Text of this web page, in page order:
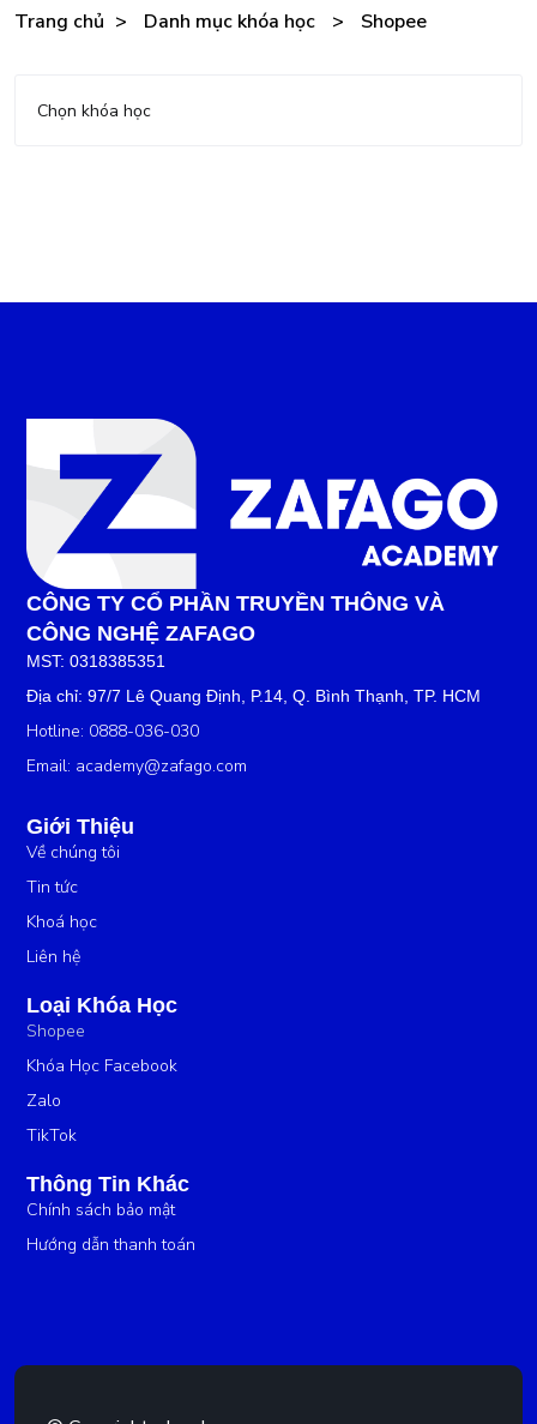
Trang chủ > Danh mục khóa học > Shopee
CÔNG TY CỔ PHẦN TRUYỀN THÔNG VÀ
CÔNG NGHỆ ZAFAGO
MST: 0318385351
Địa chỉ: 97/7 Lê Quang Định, P.14, Q. Bình Thạnh, TP. HCM
Hotline: 0888-036-030
Email: academy@zafago.com
Giới Thiệu
Về chúng tôi
Tin tức
Khoá học
Liên hệ
Loại Khóa Học
Shopee
Khóa Học Facebook
Zalo
TikTok
Thông Tin Khác
Chính sách bảo mật
Hướng dẫn thanh toán